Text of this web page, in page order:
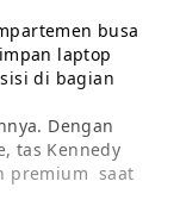
busa
laptop
di bagian
Dengan
tas Kennedy
premium  saat